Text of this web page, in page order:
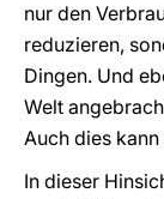
nur den
reduzieren,
Dingen. Und
Welt
Auch dies
In dieser